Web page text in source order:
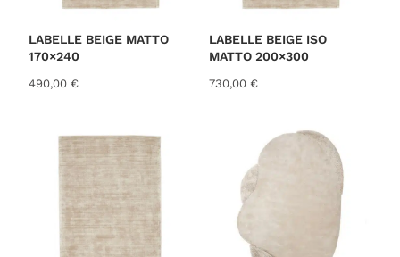
LABELLE BEIGE MATTO
170×240
490,00 €
LABELLE BEIGE ISO
MATTO 200×300
730,00 €